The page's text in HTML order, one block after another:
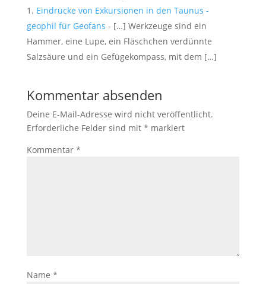
Eindrücke von Exkursionen in den Taunus -
geophil für Geofans - […] Werkzeuge sind ein
Hammer, eine Lupe, ein Fläschchen verdünnte
Salzsäure und ein Gefügekompass, mit dem […]
Kommentar absenden
Deine E-Mail-Adresse wird nicht veröffentlicht.
Erforderliche Felder sind mit * markiert
Kommentar *
Name *